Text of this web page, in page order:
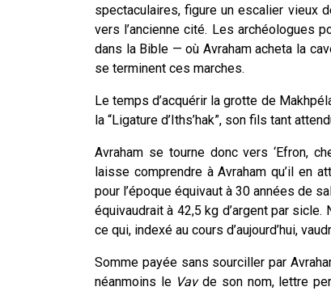
spectaculaires, figure un escalier vieux
vers l’ancienne cité. Les archéologues
dans la Bible — où Avraham acheta la
se terminent ces marches.
Le temps d’acquérir la grotte de
la “Ligature d’Iths’hak”, son fils tant
Avraham se tourne donc vers ‘Efron,
laisse comprendre à Avraham qu’il en
pour l’époque équivaut à 30 années de
équivaudrait à 42,5 kg d’argent par
ce qui, indexé au cours d’aujourd’hui,
Somme payée sans sourciller par
néanmoins le Vavde son nom, lettre